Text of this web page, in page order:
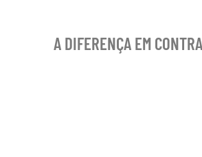
A DIFERENÇA EM